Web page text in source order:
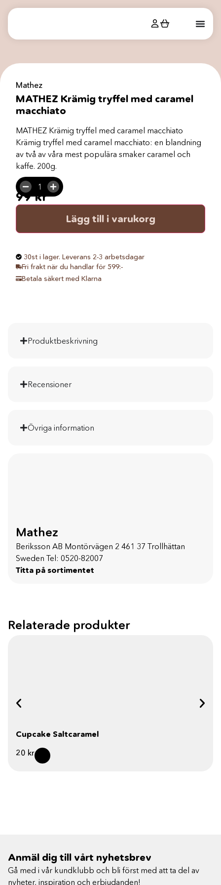
Mathez
MATHEZ Krämig tryffel med caramel
macchiato
MATHEZ Krämig tryffel med caramel macchiato
Krämig tryffel med caramel macchiato: en blandning
av två av våra mest populära smaker caramel och
kaffe. 200g.
99kr
Lägg till i varukorg
30st i lager. Leverans 2-3 arbetsdagar
Fri frakt när du handlar för 599:-
Betala säkert med Klarna
Produktbeskrivning
Recensioner
Övriga information
Mathez
Beriksson AB Montörvägen 2 ​ 461 37 Trollhättan
Sweden Tel: 0520-82007
Titta på sortimentet
Relaterade produkter
Cupcake Saltcaramel
20 kr
Anmäl dig till vårt nyhetsbrev
Gå med i vår kundklubb och bli först med att ta del av
nyheter, inspiration och erbjudanden!